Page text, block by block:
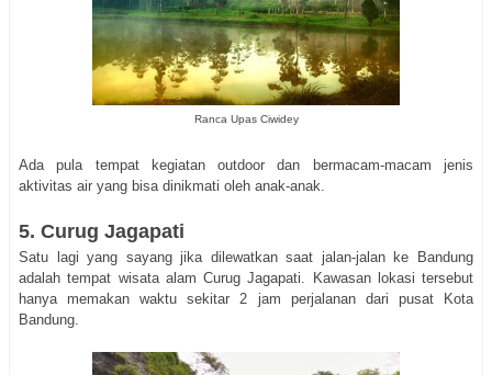
Ranca Upas Ciwidey
Ada pula tempat kegiatan outdoor dan bermacam-macam jenis
aktivitas air yang bisa dinikmati oleh anak-anak.
5. Curug Jagapati
Satu lagi yang sayang jika dilewatkan saat jalan-jalan ke Bandung
adalah tempat wisata alam Curug Jagapati. Kawasan lokasi tersebut
hanya memakan waktu sekitar 2 jam perjalanan dari pusat Kota
Bandung.